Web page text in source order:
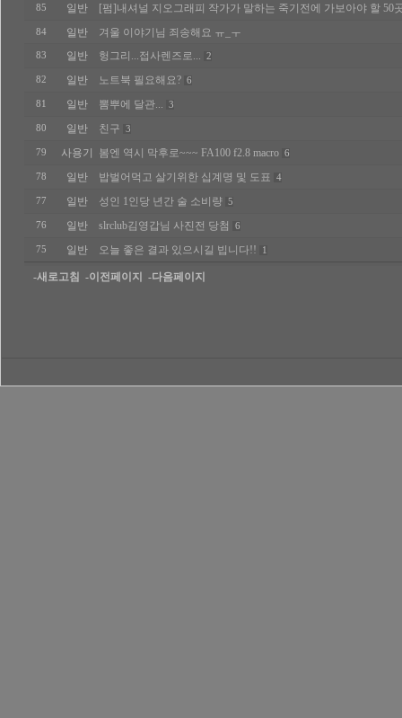
85 일반 [펌]내셔널 지오그래피 작가가 말하는 죽기전에 가보아야 할 50
84 일반 겨울 이야기님 죄송해요 ㅠ_ㅜ
83 일반 헝그리...접사렌즈로... 2
82 일반 노트북 필요해요? 6
81 일반 뽐뿌에 달관... 3
80 일반 친구 3
79 사용기 봄엔 역시 막후로~~~ FA100 f2.8 macro 6
78 일반 밥벌어먹고 살기위한 십계명 및 도표 4
77 일반 성인 1인당 년간 술 소비량 5
76 일반 slrclub김영갑님 사진전 당첨 6
75 일반 오늘 좋은 결과 있으시길 빕니다!! 1
-새로고침 -이전페이지 -다음페이지